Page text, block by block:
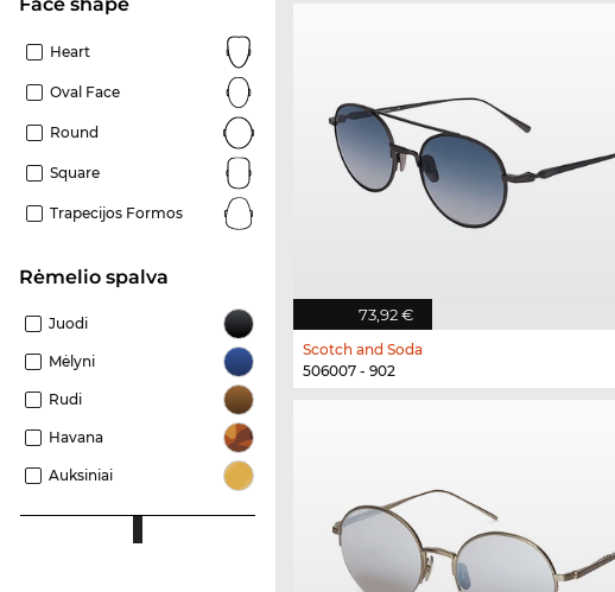
Face shape
Heart
Oval Face
Round
Square
Trapecijos Formos
Rėmelio spalva
Juodi
Mėlyni
Rudi
Havana
Auksiniai
73,92 €
Scotch and Soda
506007 - 902